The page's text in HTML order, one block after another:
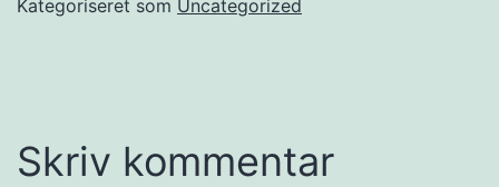
Kategoriseret som Uncategorized
Skriv kommentar